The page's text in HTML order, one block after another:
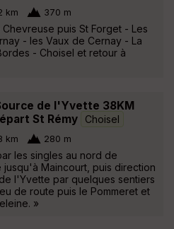
km 370 m
puis St Forget - Les
- les Vaux de Cernay - La
- Choisel et retour à
de l'Yvette 38KM
St Rémy
Choisel
km 280 m
les singles au nord de
jusqu'à Maincourt, puis direction
l'Yvette par quelques sentiers
de route puis le Pommeret et
»